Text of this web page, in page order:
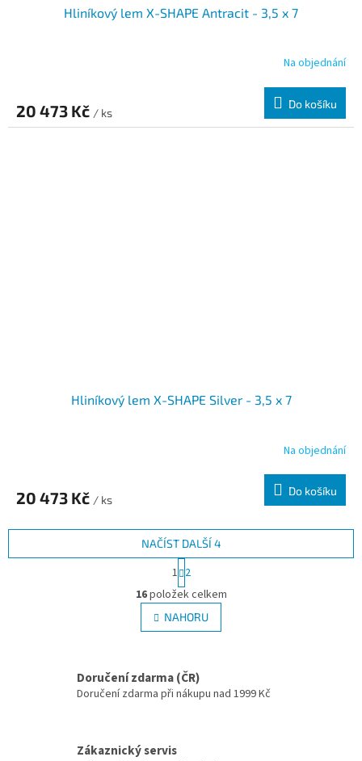
Hliníkový lem X-SHAPE Antracit - 3,5 x 7
Na objednání
20 473 Kč / ks
Do košíku
Hliníkový lem X-SHAPE Silver - 3,5 x 7
Na objednání
20 473 Kč / ks
Do košíku
Ovládací prvky výpisu
NAČÍST DALŠÍ 4
1 2
16položek celkem
NAHORU
Doručení zdarma (ČR)
Doručení zdarma při nákupu nad 1999 Kč
Zákaznický servis